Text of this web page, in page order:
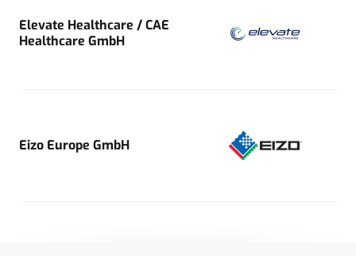
Elevate Healthcare / CAE
Healthcare GmbH
Eizo Europe GmbH